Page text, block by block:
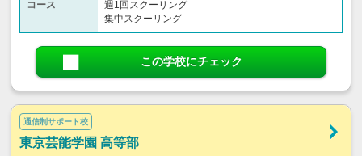
コース
週1回スクーリング
集中スクーリング
この学校にチェック
通信制サポート校
東京芸能学園 高等部